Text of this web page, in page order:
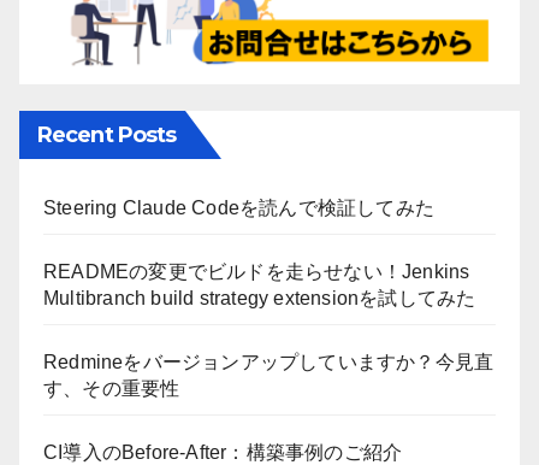
Recent Posts
Steering Claude Codeを読んで検証してみた
READMEの変更でビルドを走らせない！Jenkins
Multibranch build strategy extensionを試してみた
Redmineをバージョンアップしていますか？今見直
す、その重要性
CI導入のBefore-After：構築事例のご紹介